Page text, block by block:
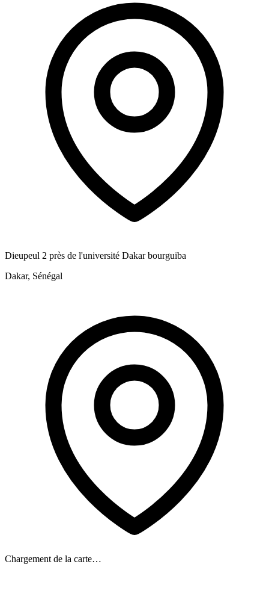
Dieupeul 2 près de l'université Dakar bourguiba
Dakar, Sénégal
Chargement de la carte…